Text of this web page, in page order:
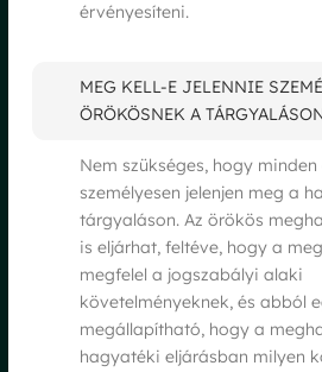
érvényesíteni.
MEG KELL-E JELENNIE
ÖRÖKÖSNEK A
Nem szükséges, hogy
személyesen jelenjen meg a
tárgyaláson. Az örökös
is eljárhat, feltéve, hogy a
megfelel a jogszabályi alaki
követelményeknek, és abból
megállapítható, hogy a
hagyatéki eljárásban milyen